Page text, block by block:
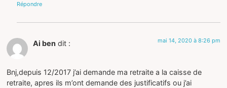
Répondre
Ai ben dit : mai 14, 2020 à 8:26 pm
Bnj,depuis 12/2017 j’ai demande ma retraite a la caisse de
retraite, apres ils m’ont demande des justificatifs ou j’ai